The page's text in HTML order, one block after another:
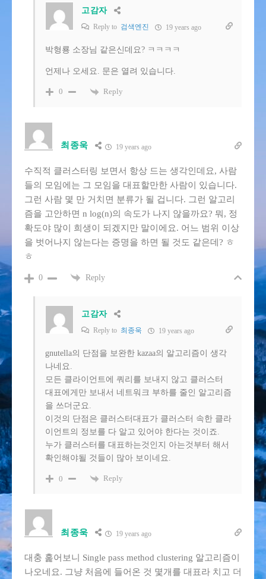
고감자
Reply to 검색엔진 19 years ago
박형룡 소장님 같은신데요? ㅋㅋㅋㅋ
언제나 오세요. 문은 열려 있습니다.
0 Reply
최종욱 19 years ago
수직적 클러스터링 보면서 항상 드는 생각인데요, 사람
들의 모임에는 그 모임을 대표할만한 사람이 있습니다.
그런 사람 몇 만 거치면 분류가 될 겁니다. 그런 알고리
즘을 고안하면 n log(n)의 속도가 나지 않을까요? 뭐, 정
확도야 많이 희생이 되겠지만 말이에요. 어느 범위 이상
을 벗어나지 않는다는 증명을 하면 될 것도 같은데? ㅎ
ㅎ
0 Reply
고감자
Reply to 최종욱 19 years ago
gnutella의 단점을 보완한 kazaa의 알고리즘이 생각
나네요.
모든 클라이언트에 쿼리를 보내지 않고 클러스터
대표에게만 보내서 네트워크 부하를 줄인 알고리즘
을 쓰더군요.
이것의 단점은 클러스터대표가 클러스터 속한 클라
이언트의 정보를 다 알고 있어야 한다는 것이죠.
누가 클러스터를 대표하는것인지 아는것부터 해서
확인해야될 것들이 많아 보이네요.
0 Reply
최종욱 19 years ago
대충 훑어보니 Single pass method clustering 알고리즘이
나오네요. 그냥 처음에 들어온 것 몇개를 대표라 치고 더